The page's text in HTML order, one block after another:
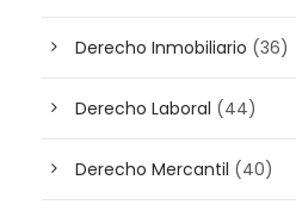
Derecho Inmobiliario (36)
Derecho Laboral (44)
Derecho Mercantil (40)